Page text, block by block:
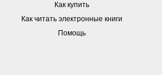
Как купить
Как читать электронные книги
Помощь